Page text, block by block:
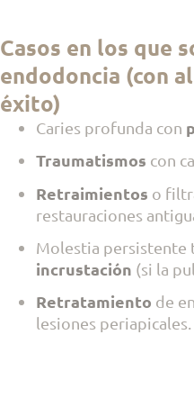
Casos en los que
endodoncia (con
éxito)
Caries profunda con
Traumatismos con
Retraimientos o
restauraciones
Molestia persistente
incrustación (si la
Retratamiento de
lesiones periapicales.
a WhatsApp
Debido a la publicidad
cuentas ajenas a nuestra
ofrecemos tratamientos